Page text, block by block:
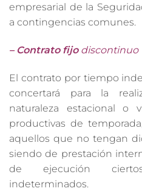
empresarial de la
a contingencias comunes.
– Contrato fijo discontinuo
El contrato por tiempo
concertará para la
naturaleza estacional o
productivas de
aquellos que no tengan
siendo de prestación
de ejecución
indeterminados.